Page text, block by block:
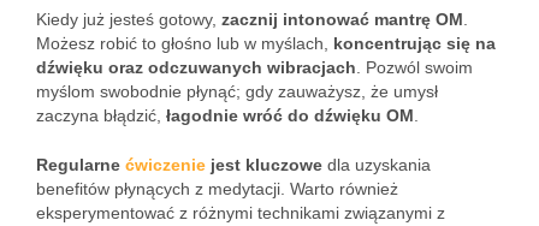
Kiedy już jesteś gotowy, zacznij intonować mantrę OM
Możesz robić to głośno lub w myślach, koncentrując się na
dźwięku oraz odczuwanych wibracjach . Pozwól swoim
myślom swobodnie płynąć; gdy zauważysz, że umysł
zaczyna błądzić, łagodnie wróć do dźwięku OM
Regularne ćwiczenie jest kluczowe dla uzyskania
benefitów płynących z medytacji. Warto również
eksperymentować z różnymi technikami związanymi z